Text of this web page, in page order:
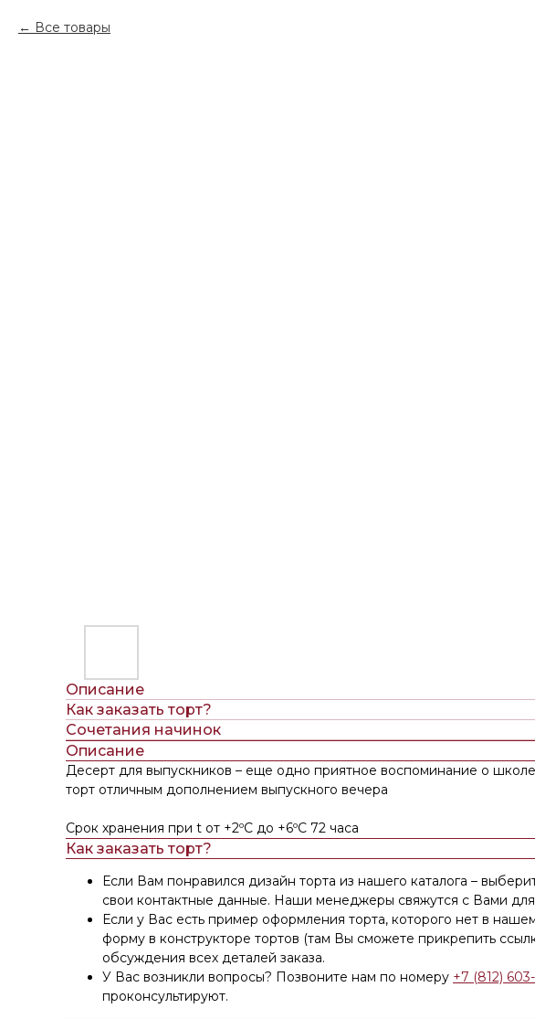
Все товары
Описание
Как заказать торт?
Сочетания начинок
Описание
Десерт для выпускников – еще одно приятное воспоминание о
торт отличным дополнением выпускного вечера
Срок хранения при t от +2ºС до +6ºС 72 часа
Как заказать торт?
Если Вам понравился дизайн торта из нашего каталога –
свои контактные данные. Наши менеджеры свяжутся с Вами
Если у Вас есть пример оформления торта, которого нет в
форму в конструкторе тортов (там Вы сможете прикрепить
обсуждения всех деталей заказа.
У Вас возникли вопросы? Позвоните нам по номеру +7 (812)
проконсультируют.